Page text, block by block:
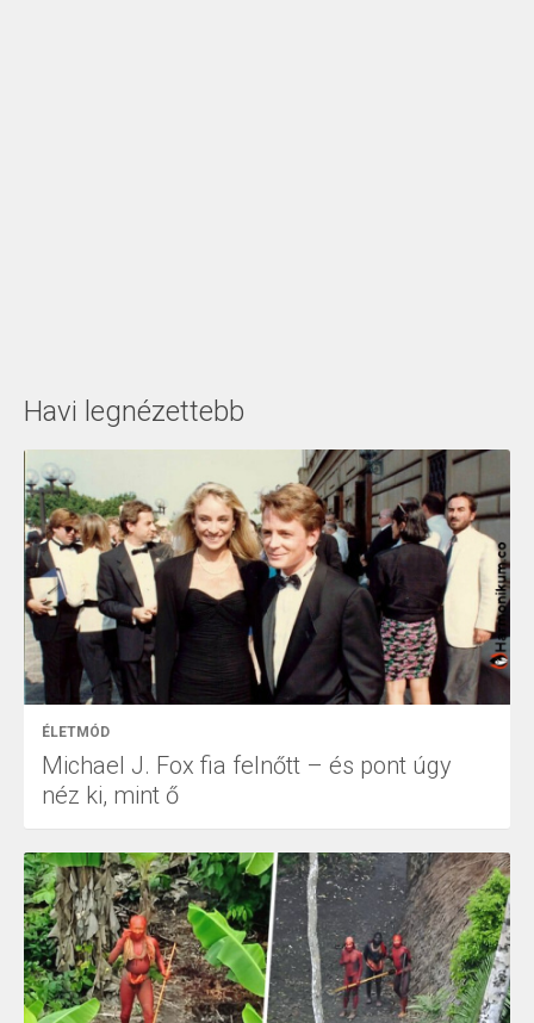
Havi legnézettebb
ÉLETMÓD
Michael J. Fox fia felnőtt – és pont úgy
néz ki, mint ő